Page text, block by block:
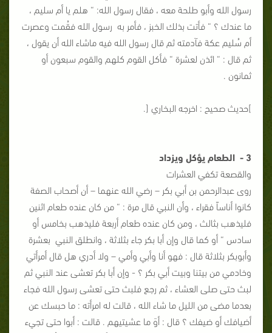
رسول الله وأبو طلحة معه ، فقال رسول الله: “ هلم يا أم سليم ،
ما عندك ؟ “ فأتت بذلك الخبز ، فأمر به رسول الله فقُمت وعصرت
أم سُليم عكة فآدمته ثم قال رسول الله فيه ماشاء الله أن يقول ،
ثم قال : “ ائذن لعشرة “ فأكل القوم كلهم والقوم سبعون أو
ثمانون .
]حديث صحيح : اخرجه البخاري [.
3 - الطعام يؤكل ويزداد
والقصعة تكفي العشرات
روى عبدالرحمن بن أبي بكر – رضي الله عنهما – أن أصحاب الصفة
كانوا أناساً فقراء ، وأن النبي قال مرة : “ من كان عنده طعام اثنين
فليذهب بثالث ، ومن كان عنده طعام أربعة فليذهب بخامس أو
سادس “ أو كما قال وإن أبا بكر جاء بثلاثة ، وانطلق النبي بعشرة
وأبوبكر بثلاثة قال : فهو أنا وأبي وأمي – ولا أدري هل قال أمرأتي
وخادمي من بيتنا وبيت أبي بكر ؟ - وإن أبا بكر تعشى عند النبي ثم
لبث حتى صلى العشاء ، ثم رجع فلبث حتى تعشى رسول الله فجاء
بعدما مضى من الليل ما شاء الله ، قالت له امرأته : ما حبسك عن
أضيافك أو ضيفك ؟ قال : أوَ ما عشيتيهم . قالت : أبوا حتى تجيء